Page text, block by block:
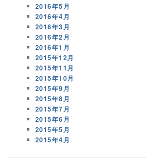
2016年5月
2016年4月
2016年3月
2016年2月
2016年1月
2015年12月
2015年11月
2015年10月
2015年9月
2015年8月
2015年7月
2015年6月
2015年5月
2015年4月